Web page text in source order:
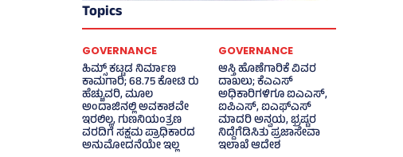
Topics
GOVERNANCE
ಹಿಮ್ಸ್‌ ಕಟ್ಟಡ ನಿರ್ಮಾಣ
ಕಾಮಗಾರಿ; 68.75 ಕೋಟಿ ರು
ಹೆಚ್ಚುವರಿ, ಮೂಲ
ಅಂದಾಜಿನಲ್ಲಿ ಅವಕಾಶವೇ
ಇರಲಿಲ್ಲ, ಗುಣನಿಯಂತ್ರಣ
ವರದಿಗೆ ಸಕ್ಷಮ ಪ್ರಾಧಿಕಾರದ
ಅನುಮೋದನೆಯೇ ಇಲ್ಲ
GOVERNANCE
ಆಸ್ತಿ ಹೊಣೆಗಾರಿಕೆ ವಿವರ
ದಾಖಲು; ಕೆಎಎಸ್
ಅಧಿಕಾರಿಗಳಿಗೂ ಐಎಎಸ್‌,
ಐಪಿಎಸ್‌, ಐಎಫ್‌ಎಸ್‌
ಮಾದರಿ ಅನ್ವಯ, ಭ್ರಷ್ಟರ
ನಿದ್ದೆಗೆಡಿಸಿತು ಪ್ರಜಾಸೇವಾ
ಇಲಾಖೆ ಆದೇಶ